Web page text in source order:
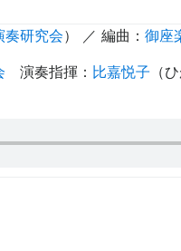
奏研究会） ／ 編曲： 御座
演奏指揮 ： 比嘉悦子 （